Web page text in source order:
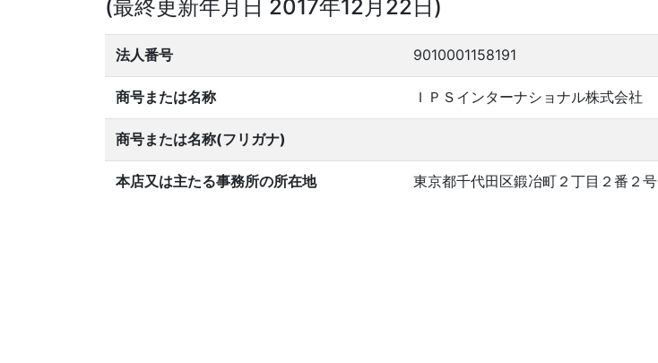
(最終更新年月日 2017年12月22日)
法人番号 9010001158191
商号または名称 ＩＰＳインターナショナル株式会社
商号または名称(フリガナ)
本店又は主たる事務所の所在地 東京都千代田区鍛冶町２丁目２番２号